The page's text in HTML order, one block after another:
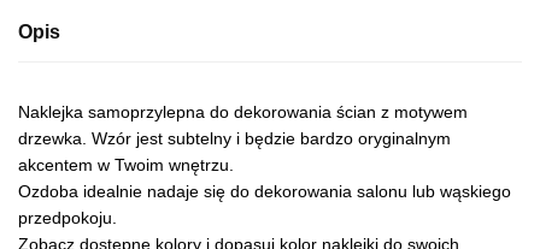
Opis
Naklejka samoprzylepna do dekorowania ścian z motywem
drzewka. Wzór jest subtelny i będzie bardzo oryginalnym
akcentem w Twoim wnętrzu.
Ozdoba idealnie nadaje się do dekorowania salonu lub wąskiego
przedpokoju.
Zobacz dostępne kolory i dopasuj kolor naklejki do swoich